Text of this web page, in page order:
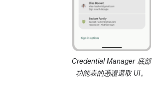
Credential Manager 底部
功能表的憑證選取 UI。